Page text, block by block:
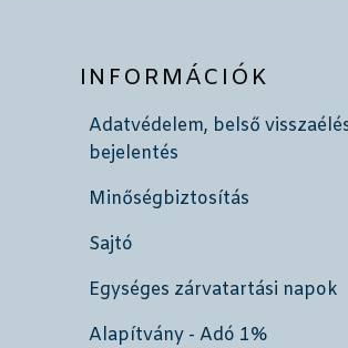
INFORMÁCIÓK
Adatvédelem, belső
bejelentés
Minőségbiztosítás
Sajtó
Egységes zárvatartási napok
Alapítvány - Adó 1%